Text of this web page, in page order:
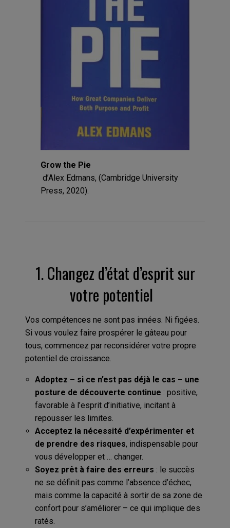
Grow the Pie
d’Alex Edmans, (Cambridge University
Press, 2020).
1.Changez d’état d’esprit sur
votre potentiel
Vos compétences ne sont pas innées. Ni figées.
Si vous voulez faire prospérer le gâteau pour
tous, commencez par reconsidérer votre propre
potentiel de croissance.
Adoptez – si ce n’est pas déjà le cas – une
posture de découverte continue : positive,
favorable à l’esprit d’initiative, incitant à
repousser les limites.
Acceptez la nécessité d’expérimenter et
de prendre des risques, indispensable pour
vous développer et … changer.
Soyez prêt à faire des erreurs : le succès
ne se définit pas comme l’absence d’échec,
mais comme la capacité à sortir de sa zone de
confort pour s’améliorer – ce qui implique des
ratés.